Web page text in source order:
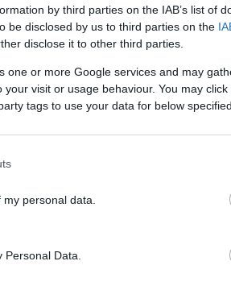
by third parties on the IAB’s list of
be disclosed by us to third parties on the
disclose it to other third parties.
one or more Google services and may
visit or usage behaviour. You may
tags to use your data for below
personal data.
Data.
ταιαπωνικά κόμικκαι
κεντρική θέση στην
αναγνωστικό κοινό σε πλήρη
ποικίλλουν και
saga και επιστημονική φαντασία.